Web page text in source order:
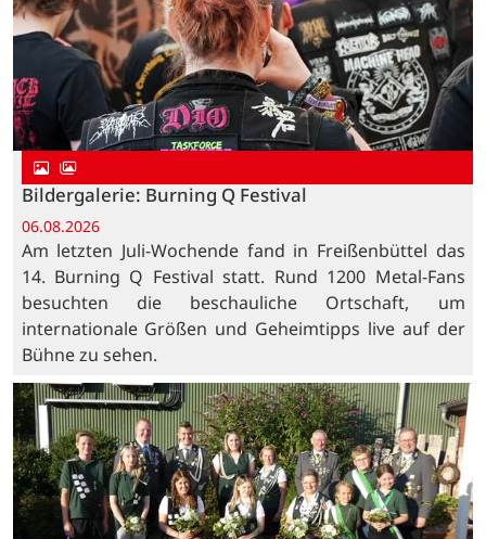
Bildergalerie: Burning Q Festival
06.08.2026
Am letzten Juli-Wochende fand in Freißenbüttel das
14. Burning Q Festival statt. Rund 1200 Metal-Fans
besuchten die beschauliche Ortschaft, um
internationale Größen und Geheimtipps live auf der
Bühne zu sehen.